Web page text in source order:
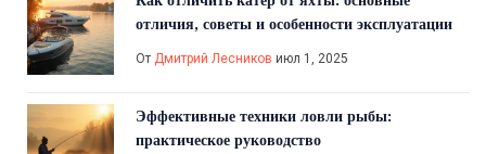
отличия, советы и особенности эксплуатации
От Дмитрий Лесников июл 1, 2025
Эффективные техники ловли рыбы:
практическое руководство